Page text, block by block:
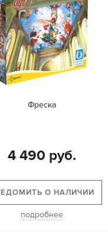
Фреска
4 490 руб.
О НАЛИЧИИ
подробнее